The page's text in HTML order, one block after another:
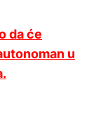
da će
u